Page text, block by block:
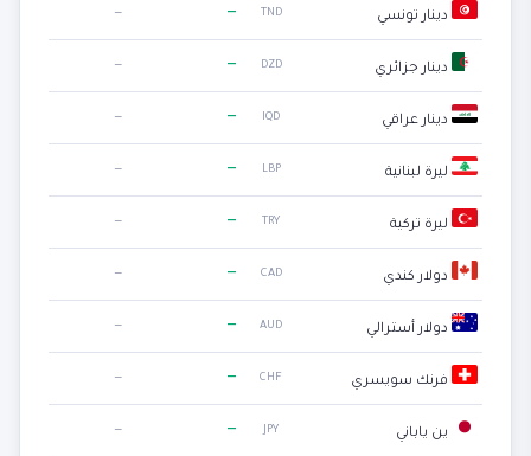
دينار تونسي TND
—
—
دينار جزائري DZD
—
—
دينار عراقي IQD
—
—
ليرة لبنانية LBP
—
—
ليرة تركية TRY
—
—
دولار كندي CAD
—
—
دولار أسترالي AUD
—
—
فرنك سويسري CHF
—
—
ين ياباني JPY
—
—